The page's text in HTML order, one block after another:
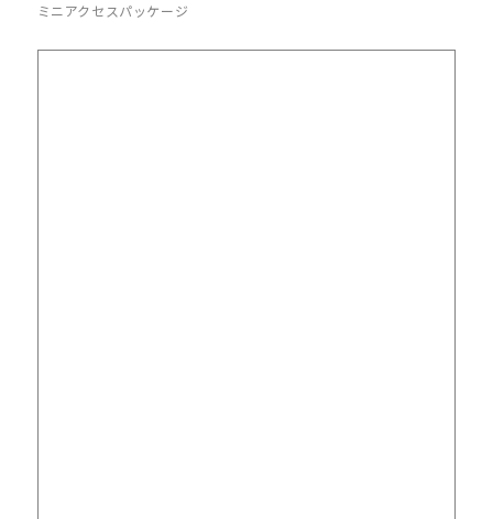
ミニアクセスパッケージ